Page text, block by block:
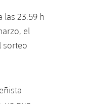
las 23.59 h
el
sorteo